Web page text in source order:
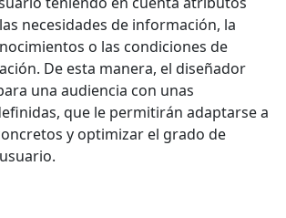
necesidades de información, la
o las condiciones de
De esta manera, el diseñador
una audiencia con unas
que le permitirán adaptarse a
y optimizar el grado de